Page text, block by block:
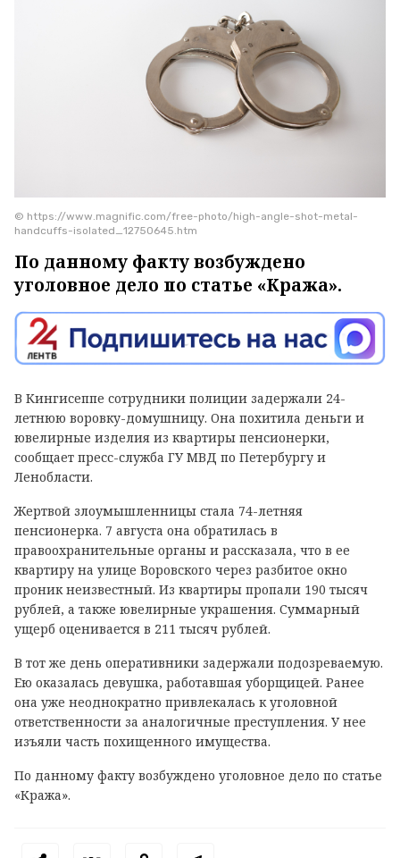
© https://www.magnific.com/free-photo/high-angle-shot-metal-
handcuffs-isolated_12750645.htm
По данному факту возбуждено
уголовное дело по статье «Кража».
В Кингисеппе сотрудники полиции задержали 24-
летнюю воровку-домушницу. Она похитила деньги и
ювелирные изделия из квартиры пенсионерки,
сообщает пресс-служба ГУ МВД по Петербургу и
Ленобласти.
Жертвой злоумышленницы стала 74-летняя
пенсионерка. 7 августа она обратилась в
правоохранительные органы и рассказала, что в ее
квартиру на улице Воровского через разбитое окно
проник неизвестный. Из квартиры пропали 190 тысяч
рублей, а также ювелирные украшения. Суммарный
ущерб оценивается в 211 тысяч рублей.
В тот же день оперативники задержали подозреваемую.
Ею оказалась девушка, работавшая уборщицей. Ранее
она уже неоднократно привлекалась к уголовной
ответственности за аналогичные преступления. У нее
изъяли часть похищенного имущества.
По данному факту возбуждено уголовное дело по статье
«Кража».